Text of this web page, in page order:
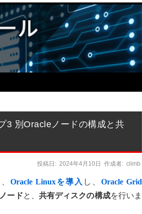
3 別Oracleノードの構成と共
投稿日: 2024年4月10日 作成者: climb
、Oracle Linuxを導入 し、Oracle Grid
ードと、 共有ディスクの構成を行いま